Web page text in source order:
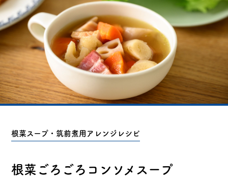
けんちん汁・豚汁用
ドライカレー・ミネストローネ用
さといも
皮付きじゃがいも
ごぼうサラダ・きんぴら用
ささがきごぼう
根菜スープ・筑前煮用アレンジレシピ
根菜ごろごろコンソメスープ